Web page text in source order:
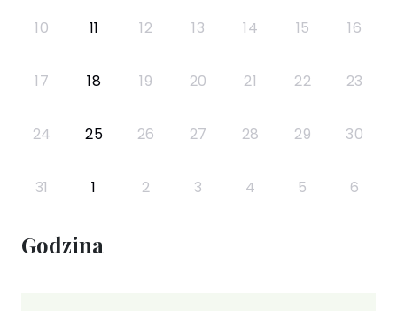
10 11 12 13 14 15 16
17 18 19 20 21 22 23
24 25 26 27 28 29 30
31 1 2 3 4 5 6
Godzina